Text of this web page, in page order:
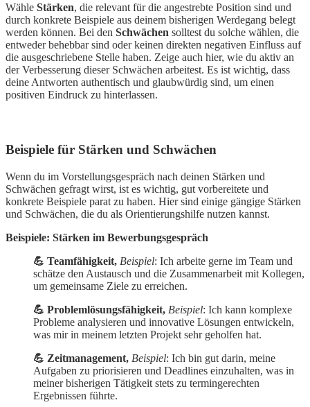
Wähle Stärken, die relevant für die angestrebte Position sind und
durch konkrete Beispiele aus deinem bisherigen Werdegang belegt
werden können. Bei den Schwächen solltest du solche wählen, die
entweder behebbar sind oder keinen direkten negativen Einfluss auf
die ausgeschriebene Stelle haben. Zeige auch hier, wie du aktiv an
der Verbesserung dieser Schwächen arbeitest. Es ist wichtig, dass
deine Antworten authentisch und glaubwürdig sind, um einen
positiven Eindruck zu hinterlassen.
Beispiele für Stärken und Schwächen
Wenn du im Vorstellungsgespräch nach deinen Stärken und
Schwächen gefragt wirst, ist es wichtig, gut vorbereitete und
konkrete Beispiele parat zu haben. Hier sind einige gängige Stärken
und Schwächen, die du als Orientierungshilfe nutzen kannst.
Beispiele: Stärken im Bewerbungsgespräch
💪 Teamfähigkeit, Beispiel: Ich arbeite gerne im Team und
schätze den Austausch und die Zusammenarbeit mit Kollegen,
um gemeinsame Ziele zu erreichen.
💪 Problemlösungsfähigkeit, Beispiel: Ich kann komplexe
Probleme analysieren und innovative Lösungen entwickeln,
was mir in meinem letzten Projekt sehr geholfen hat.
💪 Zeitmanagement, Beispiel: Ich bin gut darin, meine
Aufgaben zu priorisieren und Deadlines einzuhalten, was in
meiner bisherigen Tätigkeit stets zu termingerechten
Ergebnissen führte.